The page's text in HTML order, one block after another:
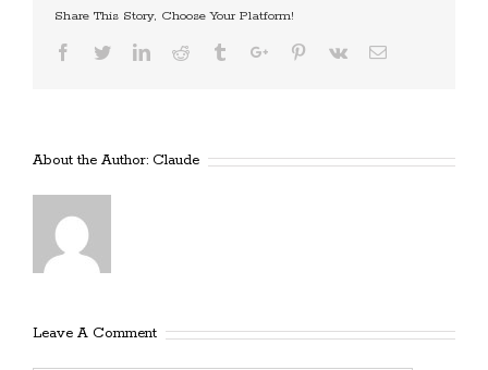
Share This Story, Choose Your Platform!
Facebook
TwitterLinkedinReddit TumblrGoogle+Pinterest
Vk Email
About the Author: Claude
Leave A Comment